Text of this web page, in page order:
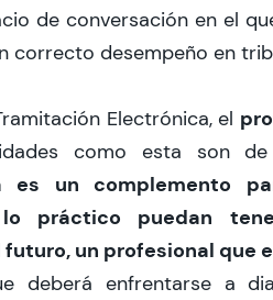
de conversación en el
correcto desempeño en
Electrónica, el
como esta son
es un complemento
práctico puedan
un profesional que
deberá enfrentarse a